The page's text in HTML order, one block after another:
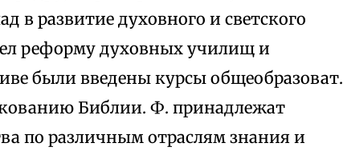
в развитие духовного и светского
реформу духовных училищ и
были введены курсы общеобразоват.
Библии. Ф. принадлежат
по различным отраслям знания и